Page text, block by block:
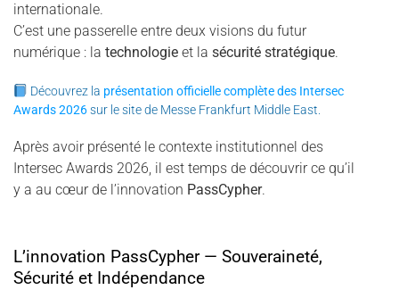
internationale.
C’est une passerelle entre deux visions du futur
numérique : la technologie et la sécurité stratégique.
Découvrez la présentation officielle complète des Intersec
Awards 2026sur le site de Messe Frankfurt Middle East.
Après avoir présenté le contexte institutionnel des
Intersec Awards 2026, il est temps de découvrir ce qu’il
y a au cœur de l’innovation PassCypher.
L’innovation PassCypher — Souveraineté,
Sécurité et Indépendance